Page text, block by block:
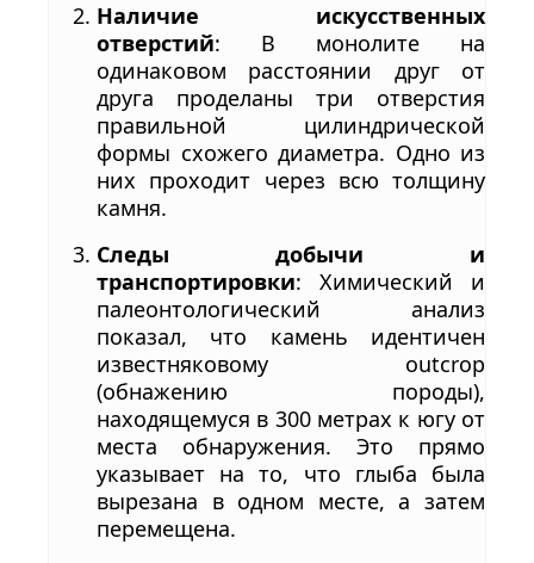
Наличие искусственных
отверстий: В монолите на
одинаковом расстоянии друг от
друга проделаны три отверстия
правильной цилиндрической
формы схожего диаметра. Одно из
них проходит через всю толщину
камня.
Следы добычи и
транспортировки: Химический и
палеонтологический анализ
показал, что камень идентичен
известняковому outcrop
(обнажению породы),
находящемуся в 300 метрах к югу от
места обнаружения. Это прямо
указывает на то, что глыба была
вырезана в одном месте, а затем
перемещена.